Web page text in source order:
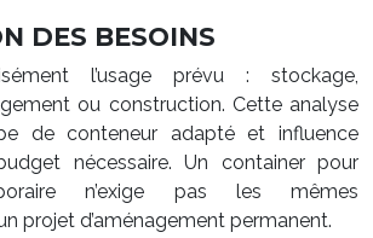
DES BESOINS
l’usage prévu : stockage,
ou construction. Cette analyse
de conteneur adapté et influence
nécessaire. Un container pour
n’exige pas les mêmes
projet d’aménagement permanent.